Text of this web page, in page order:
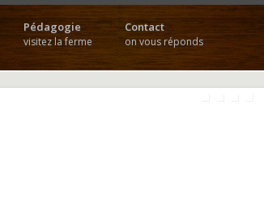
Pédagogie
visitez la ferme
Contact
on vous réponds